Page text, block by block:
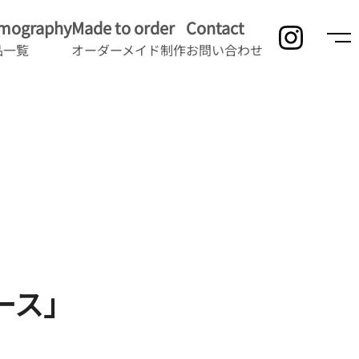
覧
Made to order
オーダーメイド制作
Contact
お問い合わせ
」